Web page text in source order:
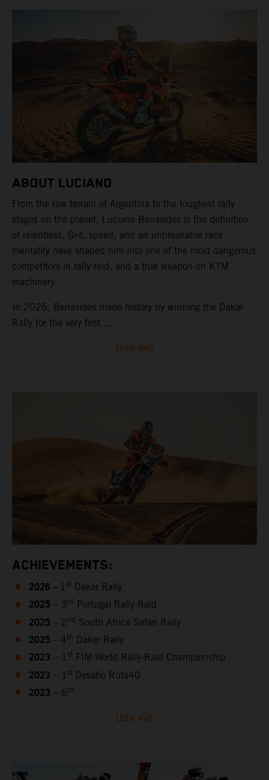
ABOUT LUCIANO
From the raw terrain of Argentina to the toughest rally
stages on the planet, Luciano Benavides is the definition
of relentless. Grit, speed, and an unbreakable race
mentality have shaped him into one of the most dangerous
competitors in rally-raid, and a true weapon on KTM
machinery.
In 2026, Benavides made history by winning the Dakar
Rally for the very first ...
LEER MÁS
ACHIEVEMENTS:
2026 – 1 st Dakar Rally
2025 – 3 rd Portugal Rally-Raid
2025 – 2 nd South Africa Safari Rally
2025 – 4th Dakar Rally
2023 – 1 st FIM World Rally-Raid Championship
2023 – 1 st Desafio Ruta40
2023 – 6th
LEER MÁS